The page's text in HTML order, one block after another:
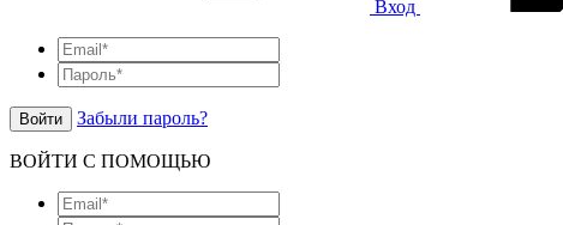
Вход
Войти Забыли пароль?
ВОЙТИ С ПОМОЩЬЮ